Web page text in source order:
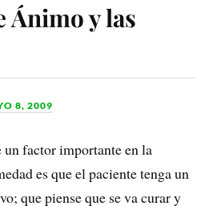
Ánimo y las
8, 2009
factor importante en la
es que el paciente tenga un
que piense que se va curar y